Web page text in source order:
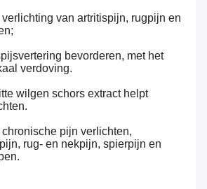
van artritispijn, rugpijn en
bevorderen, met het
verdoving.
wilgen schors extract helpt
pijn verlichten,
rug- en nekpijn, spierpijn en